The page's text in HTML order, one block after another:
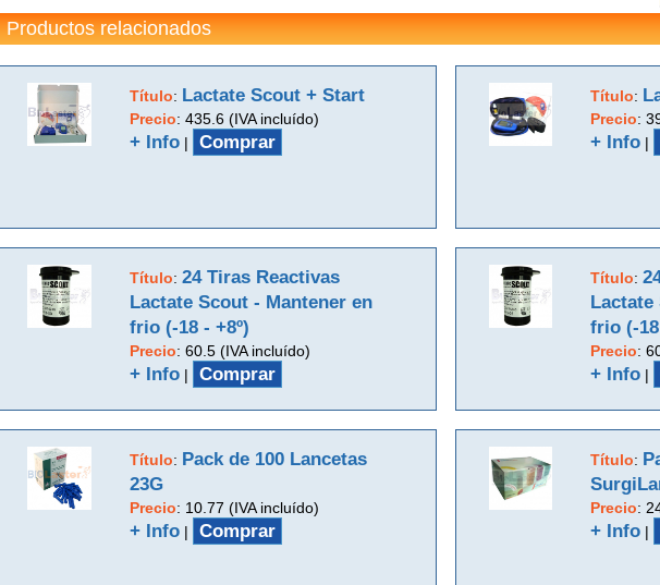
Productos relacionados
Título: Lactate Scout + Start
Precio: 435.6 (IVA incluído)
+ Info| Comprar
Título:
Precio:
+ Info |
Título: 24 Tiras Reactivas
Lactate Scout - Mantener en
frio (-18 - +8º)
Precio: 60.5 (IVA incluído)
+ Info| Comprar
Título:
Lactate
frio (-18
Precio:
+ Info |
Título: Pack de 100 Lancetas
23G
Precio: 10.77 (IVA incluído)
+ Info| Comprar
Título:
Precio:
+ Info |